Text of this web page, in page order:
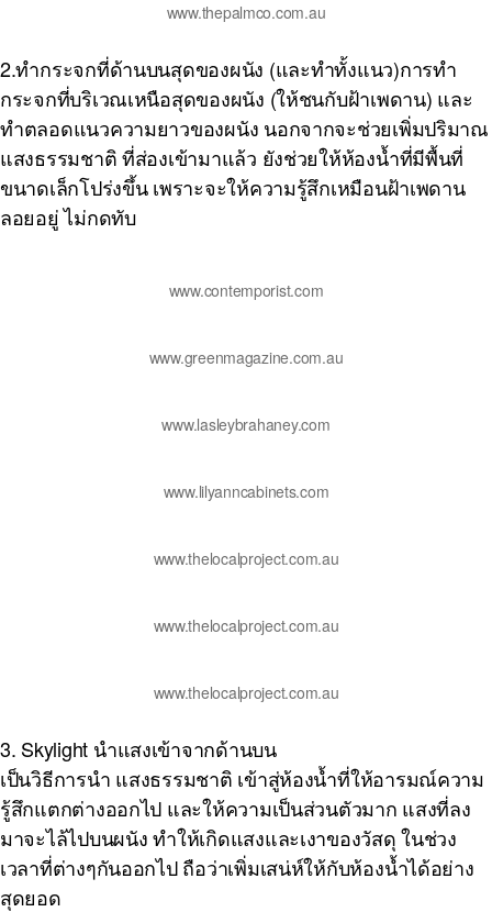
www.thepalmco.com.au
2.ทำกระจกที่ด้านบนสุดของผนัง (และทำทั้งแนว)การทำ
กระจกที่บริเวณเหนือสุดของผนัง (ให้ชนกับฝ้าเพดาน) และ
ทำตลอดแนวความยาวของผนัง นอกจากจะช่วยเพิ่มปริมาณ
แสงธรรมชาติ ที่ส่องเข้ามาแล้ว ยังช่วยให้ห้องน้ำที่มีพื้นที่
ขนาดเล็กโปร่งขึ้น เพราะจะให้ความรู้สึกเหมือนฝ้าเพดาน
ลอยอยู่ ไม่กดทับ
www.contemporist.com
www.greenmagazine.com.au
www.lasleybrahaney.com
www.lilyanncabinets.com
www.thelocalproject.com.au
www.thelocalproject.com.au
www.thelocalproject.com.au
3. Skylight นำแสงเข้าจากด้านบน
เป็นวิธีการนำ แสงธรรมชาติ เข้าสู่ห้องน้ำที่ให้อารมณ์ความ
รู้สึกแตกต่างออกไป และให้ความเป็นส่วนตัวมาก แสงที่ลง
มาจะไล้ไปบนผนัง ทำให้เกิดแสงและเงาของวัสดุ ในช่วง
เวลาที่ต่างๆกันออกไป ถือว่าเพิ่มเสน่ห์ให้กับห้องน้ำได้อย่าง
สุดยอด